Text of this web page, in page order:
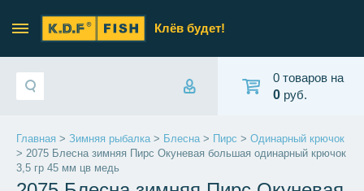
Клёв будет!
0 товаров на
0 руб.
Главная > Зимняя рыбалка> Блесна> Пирс > Одинарный крючок
> 2075 Блесна зимняя Пирс Окуневая большая одинарный крючок
3,5 гр 45 мм цв медь